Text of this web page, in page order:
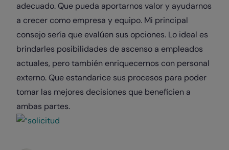
adecuado. Que pueda aportarnos valor y ayudarnos
a crecer como empresa y equipo. Mi principal
consejo sería que evalúen sus opciones. Lo ideal es
brindarles posibilidades de ascenso a empleados
actuales, pero también enriquecernos con personal
externo. Que estandarice sus procesos para poder
tomar las mejores decisiones que beneficien a
ambas partes.